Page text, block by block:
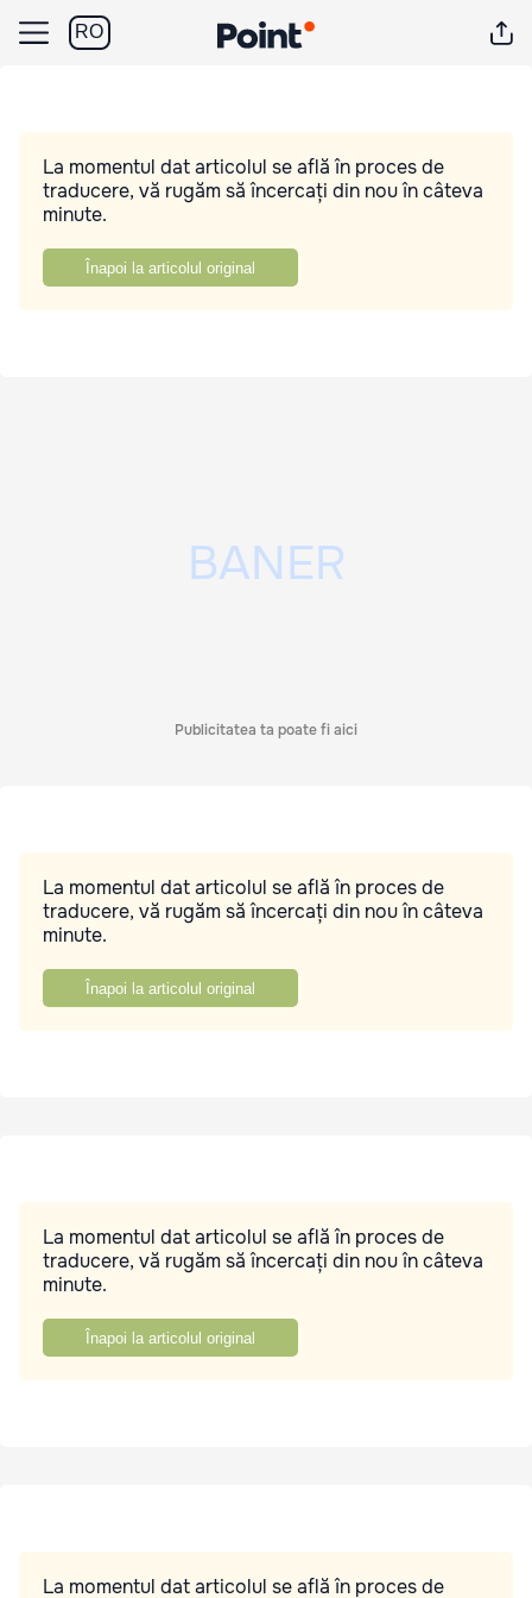
RO
La momentul dat articolul se află în proces de
traducere, vă rugăm să încercați din nou în câteva
minute.
Înapoi la articolul original
Publicitatea ta poate fi aici
La momentul dat articolul se află în proces de
traducere, vă rugăm să încercați din nou în câteva
minute.
Înapoi la articolul original
La momentul dat articolul se află în proces de
traducere, vă rugăm să încercați din nou în câteva
minute.
Înapoi la articolul original
La momentul dat articolul se află în proces de